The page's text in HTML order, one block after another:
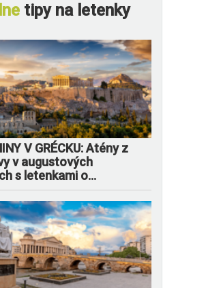
tipy na letenky
V GRÉCKU: Atény z
v augustových
s letenkami o...